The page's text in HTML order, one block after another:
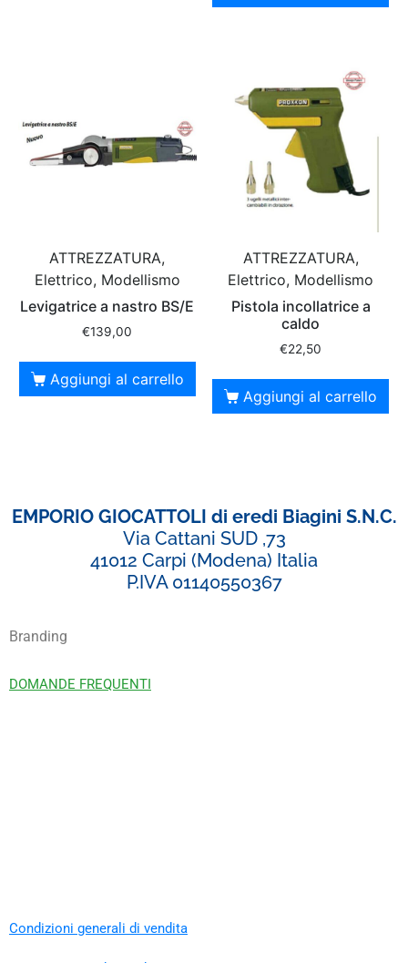
ATTREZZATURA,
Elettrico, Modellismo
Levigatrice a nastro BS/E
€139,00
Aggiungi al carrello
ATTREZZATURA,
Elettrico, Modellismo
Pistola incollatrice a
caldo
€22,50
Aggiungi al carrello
EMPORIO GIOCATTOLI di eredi Biagini S.N.C.
Via Cattani SUD ,73
41012 Carpi (Modena) Italia
P.IVA 01140550367
Branding
DOMANDE FREQUENTI
Condizioni generali di vendita